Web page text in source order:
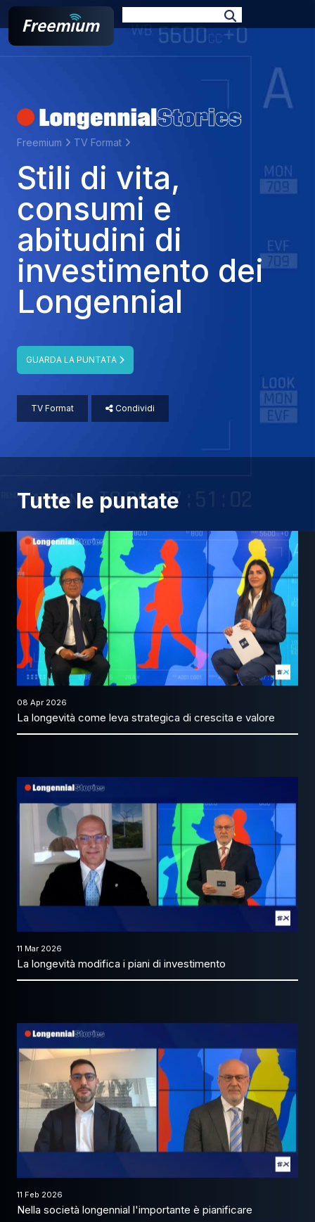
E-book
Podcast
Web Series
Freemium TV Format
Stili di vita,
consumi e
abitudini di
investimento dei
Longennial
GUARDA LA PUNTATA
TV Format Condividi
Tutte le puntate
08 Apr 2026
La longevità come leva strategica di crescita e valore
11 Mar 2026
La longevità modifica i piani di investimento
11 Feb 2026
Nella società longennial l'importante è pianificare